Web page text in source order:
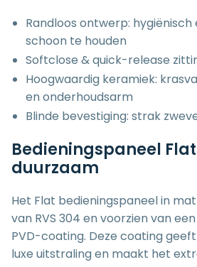
Randloos ontwerp: hygiënisch
schoon te houden
Softclose & quick-release
Hoogwaardig keramiek:
en onderhoudsarm
Blinde bevestiging: strak
Bedieningspaneel
duurzaam
Het Flat bedieningspaneel in
van RVS 304 en voorzien van
PVD-coating. Deze coating
luxe uitstraling en maakt het